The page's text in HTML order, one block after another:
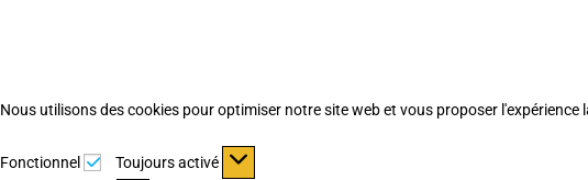
Nous utilisons des cookies pour optimiser notre site web et vous proposer
Fonctionnel Fonctionnel
Toujours activé